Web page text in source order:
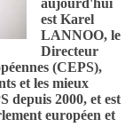
est Karel
LANNOO, le
Directeur
(CEPS),
et les mieux
depuis 2000, et est
européen et